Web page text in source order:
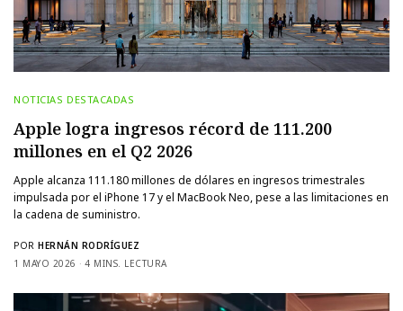
NOTICIAS DESTACADAS
Apple logra ingresos récord de 111.200
millones en el Q2 2026
Apple alcanza 111.180 millones de dólares en ingresos trimestrales
impulsada por el iPhone 17 y el MacBook Neo, pese a las limitaciones en
la cadena de suministro.
POR HERNÁN RODRÍGUEZ
1 MAYO 2026
4 MINS. LECTURA